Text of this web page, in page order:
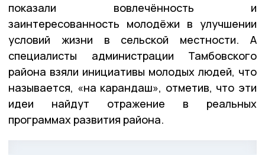
показали вовлечённость и
заинтересованность молодёжи в улучшении
условий жизни в сельской местности. А
специалисты администрации Тамбовского
района взяли инициативы молодых людей, что
называется, «на карандаш», отметив, что эти
идеи найдут отражение в реальных
программах развития района.